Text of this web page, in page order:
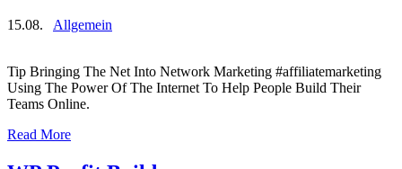
15.08. Allgemein
Tip Bringing The Net Into Network Marketing #affiliatemarketing
Using The Power Of The Internet To Help People Build Their
Teams Online.
Read More